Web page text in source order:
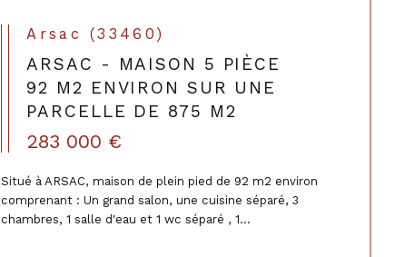
Arsac (33460)
ARSAC - MAISON 5 PIÈCE
92 M2 ENVIRON SUR UNE
PARCELLE DE 875 M2
283 000 €
Situé à ARSAC, maison de plein pied de 92 m2 environ
comprenant : Un grand salon, une cuisine séparé, 3
chambres, 1 salle d'eau et 1 wc séparé , 1...